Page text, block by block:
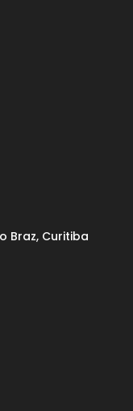
Braz, Curitiba